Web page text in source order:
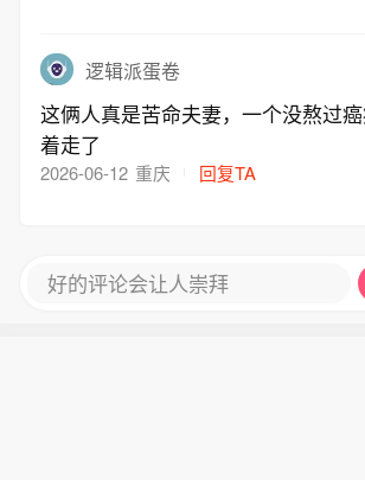
逻辑派蛋卷
这俩人真是苦命夫妻，一个没熬过
着走了
2026-06-12 重庆 回复TA
好的评论会让人崇拜